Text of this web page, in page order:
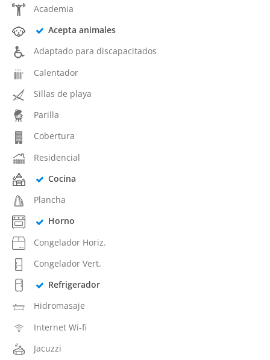
Academia
Acepta animales
Adaptado para discapacitados
Calentador
Sillas de playa
Parilla
Cobertura
Residencial
Cocina
Plancha
Horno
Congelador Horiz.
Congelador Vert.
Refrigerador
Hidromasaje
Internet Wi-fi
Jacuzzi